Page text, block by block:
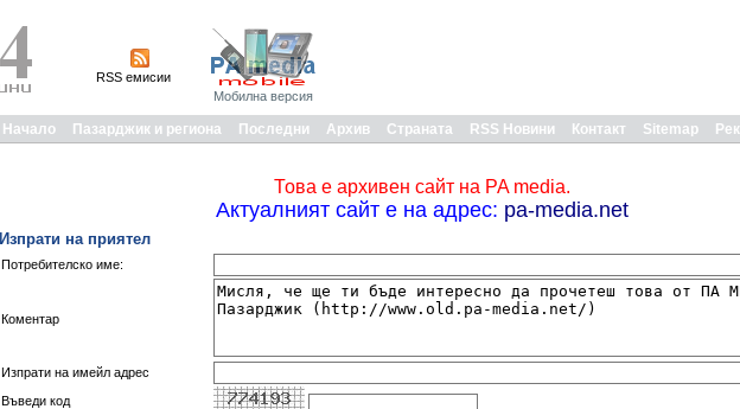
RSS емисии
Мобилна версия
Начало Пазарджик и региона Последни Архив Страната RSS Новини Контакт Sitemap
Това е архивен сайт на PA media.
Актуалният сайт е на адрес: pa-media.net
Изпрати на приятел
Потребителско име:
Коментар
Изпрати на имейл адрес
Въведи код